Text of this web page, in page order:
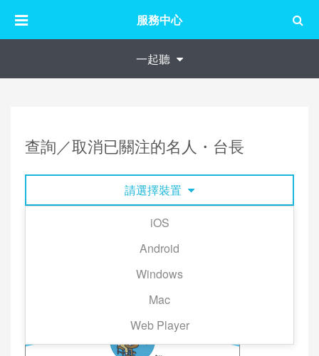
服務中心
一起聽
查詢／取消已關注的名人・台長
請選擇裝置
iOS
Android
Windows
Mac
Web Player
2. 點擊「正在關注」即可查看目前已關注的藝人／台